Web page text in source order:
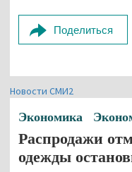
Поделиться
Новости СМИ2
Экономика
Распродажи
одежды